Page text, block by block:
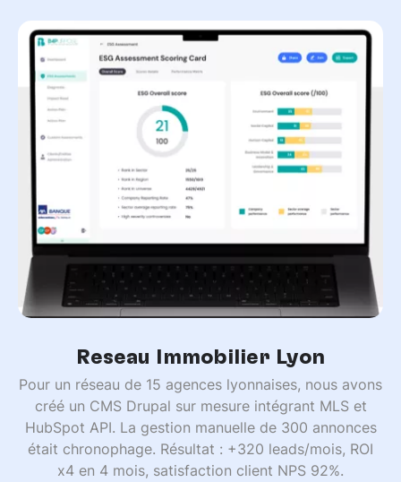
Réseau Immobilier Lyon
Pour un réseau de 15 agences lyonnaises, nous avons
créé un CMS Drupal sur mesure intégrant MLS et
HubSpot API. La gestion manuelle de 300 annonces
était chronophage. Résultat : +320 leads/mois, ROI
x4 en 4 mois, satisfaction client NPS 92%.